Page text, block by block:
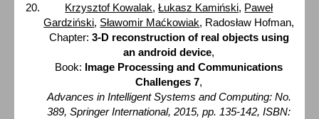
Krzysztof Kowalak,Łukasz Kamiński, Paweł
Gardziński, Sławomir Maćkowiak, Radosław Hofman,
Chapter: 3-D reconstruction of real objects using
an android device,
Book: Image Processing and Communications
Challenges 7,
Advances in Intelligent Systems and Computing: No.
389, Springer International, 2015, pp. 135-142, ISBN: